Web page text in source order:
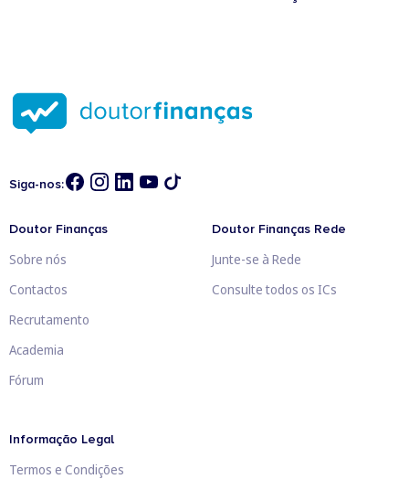
Siga-nos:
Doutor Finanças
Sobre nós
Contactos
Recrutamento
Academia
Fórum
Doutor Finanças Rede
Junte-se à Rede
Consulte todos os ICs
Informação Legal
Termos e Condições